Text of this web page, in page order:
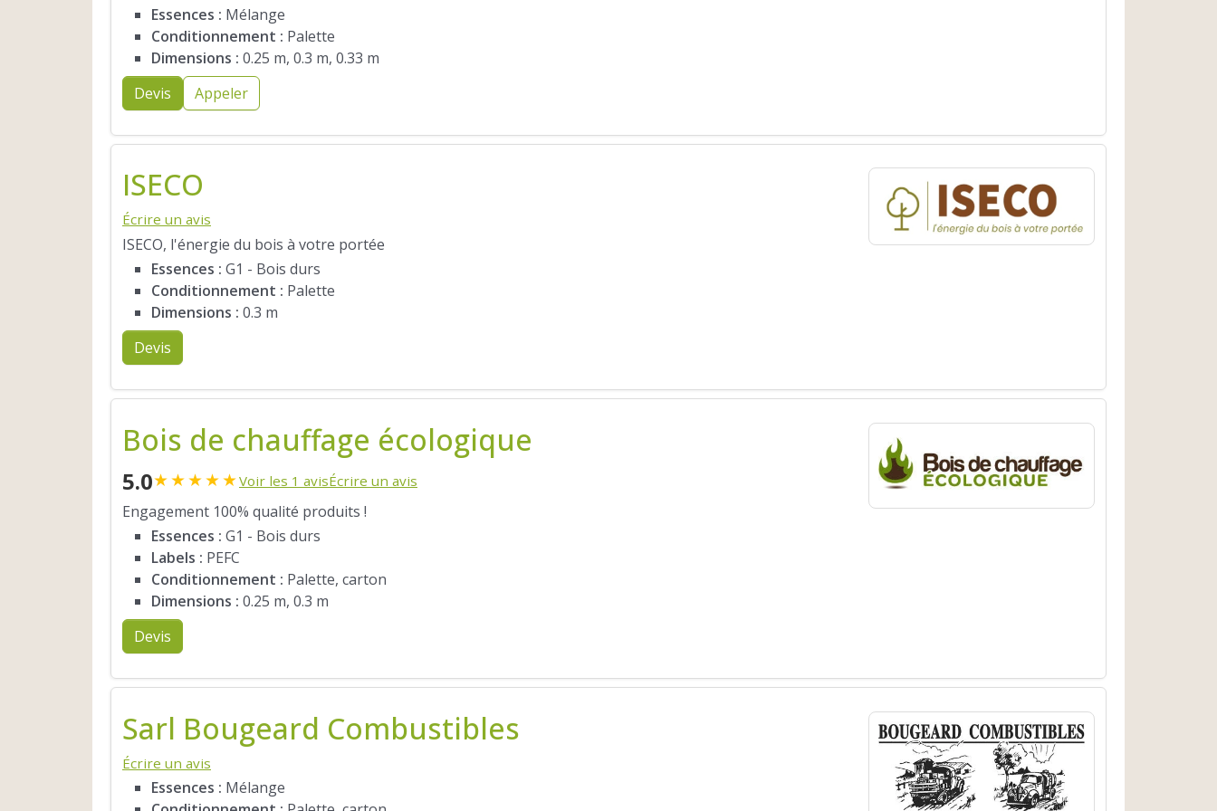
Essences : Mélange
Conditionnement : Palette
Dimensions : 0.25 m, 0.3 m, 0.33 m
Devis
Appeler
ISECO
Écrire un avis
ISECO, l'énergie du bois à votre portée
Essences : G1 - Bois durs
Conditionnement : Palette
Dimensions : 0.3 m
Devis
Bois de chauffage écologique
5.0★★★★★Voir les 1 avisÉcrire un avis
Engagement 100% qualité produits !
Essences : G1 - Bois durs
Labels : PEFC
Conditionnement : Palette, carton
Dimensions : 0.25 m, 0.3 m
Devis
Sarl Bougeard Combustibles
Écrire un avis
Essences : Mélange